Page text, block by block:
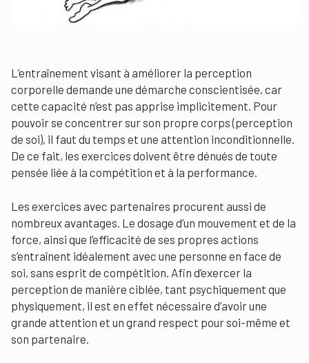
L’entraînement visant à améliorer la perception
corporelle demande une démarche conscientisée, car
cette capacité n’est pas apprise implicitement. Pour
pouvoir se concentrer sur son propre corps (perception
de soi), il faut du temps et une attention inconditionnelle.
De ce fait, les exercices doivent être dénués de toute
pensée liée à la compétition et à la performance.
Les exercices avec partenaires procurent aussi de
nombreux avantages. Le dosage d’un mouvement et de la
force, ainsi que l’efficacité de ses propres actions
s’entraînent idéalement avec une personne en face de
soi, sans esprit de compétition. Afin d’exercer la
perception de manière ciblée, tant psychiquement que
physiquement, il est en effet nécessaire d’avoir une
grande attention et un grand respect pour soi-même et
son partenaire.